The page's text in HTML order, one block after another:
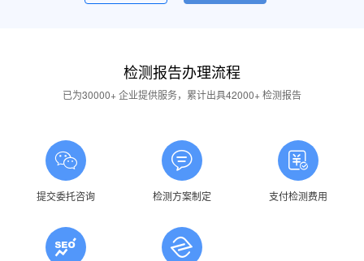
答：一般情况下油品发白是由于油箱进水后造成的，是乳化现象，
应避免水进入润滑油箱体或避免雨水进入已开封的油桶中。具体操作
润滑油的号数是什么意思？
答：根据ISO标准，工业润滑油按40℃ 温度条件下测定的粘度分
为若干个粘度等级，数据越大则粘度越高，因此润滑油的号数指其粘
润滑油粘度高是否说明润滑油质量好？
检测报告办理流程
已为30000+ 企业提供服务，累计出具42000+ 检测报告
提交委托咨询 检测方案制定 支付检测费用